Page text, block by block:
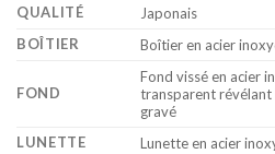
QUALITÉ
Japonais
BOÎTIER
Boîtier en acier
FOND
Fond vissé en acier
transparent
gravé
LUNETTE
Lunette en acier